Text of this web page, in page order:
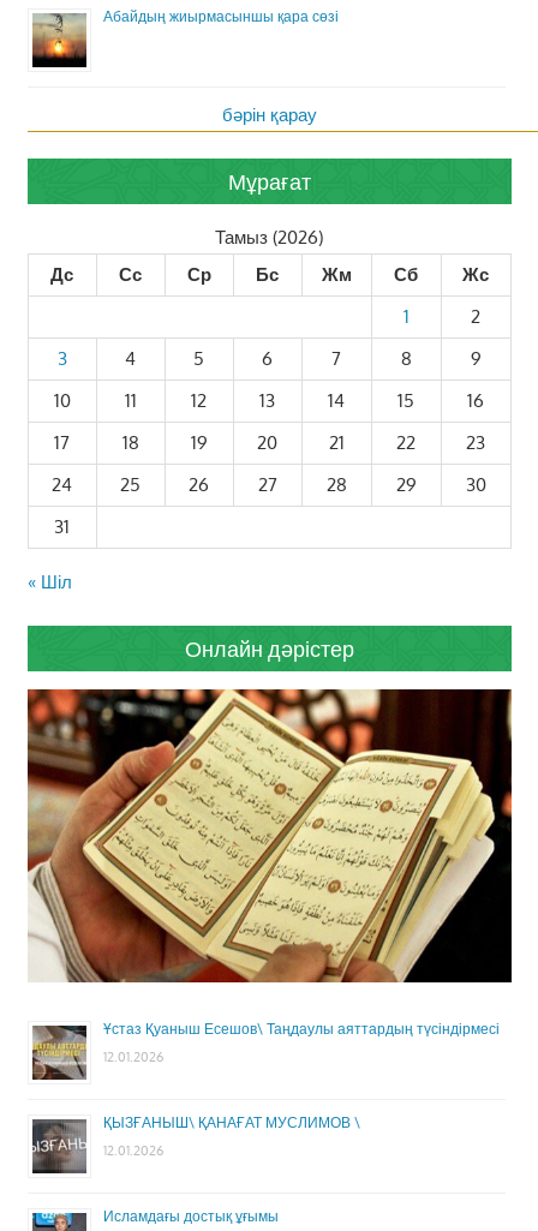
Абайдың жиырмасыншы қара сөзі
бәрін қарау
Мұрағат
Тамыз (2026)
Дс
Сс Ср Бс Жм Сб
Жс
1
2
3
4 5 6 7 8
9
10
11 12 13 14 15
16
17
18 19 20 21 22
23
24
25 26 27 28 29
30
31
« Шіл
Онлайн дәрістер
Ұстаз Қуаныш Есешов\ Таңдаулы аяттардың түсіндірмесі
12.01.2026
ҚЫЗҒАНЫШ\ ҚАНАҒАТ МУСЛИМОВ \
12.01.2026
Исламдағы достық ұғымы